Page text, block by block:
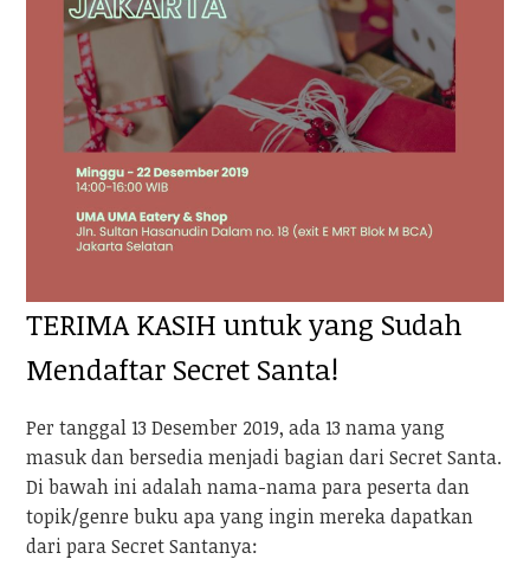
TERIMA KASIH untuk yang Sudah
Mendaftar Secret Santa!
Per tanggal 13 Desember 2019, ada 13 nama yang
masuk dan bersedia menjadi bagian dari Secret Santa.
Di bawah ini adalah nama-nama para peserta dan
topik/genre buku apa yang ingin mereka dapatkan
dari para Secret Santanya: